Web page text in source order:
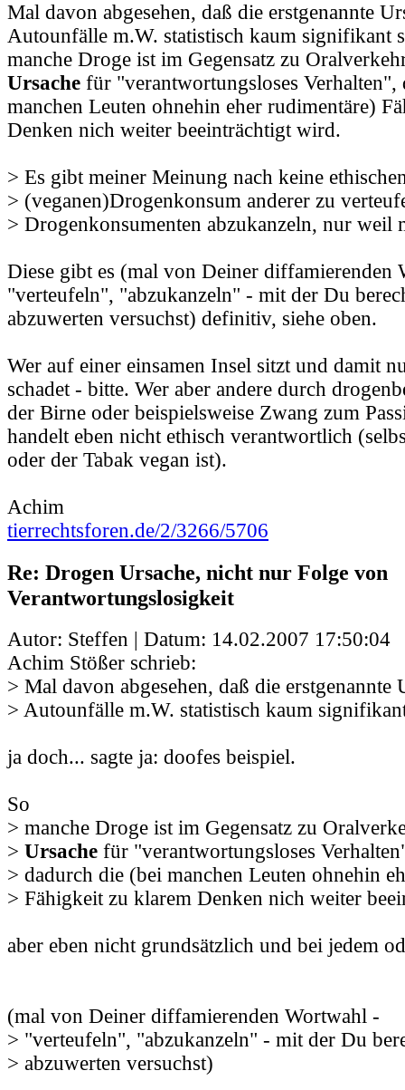
Mal davon abgesehen, daß die erstgenannte
Autounfälle m.W. statistisch kaum signifikant
manche Droge ist im Gegensatz zu
Ursache für "verantwortungsloses Verhalten",
manchen Leuten ohnehin eher rudimentäre)
Denken nich weiter beeinträchtigt wird.
> Es gibt meiner Meinung nach keine
> (veganen)Drogenkonsum anderer zu
> Drogenkonsumenten abzukanzeln, nur weil
Diese gibt es (mal von Deiner diffamierenden
"verteufeln", "abzukanzeln" - mit der Du
abzuwerten versuchst) definitiv, siehe oben.
Wer auf einer einsamen Insel sitzt und damit
schadet - bitte. Wer aber andere durch
der Birne oder beispielsweise Zwang zum
handelt eben nicht ethisch verantwortlich
oder der Tabak vegan ist).
Achim
tierrechtsforen.de/2/3266/5706
Re: Drogen Ursache, nicht nur Folge von
Verantwortungslosigkeit
Autor: Steffen | Datum: 14.02.2007 17:50:04
Achim Stößer schrieb:
> Mal davon abgesehen, daß die erstgenannte
> Autounfälle m.W. statistisch kaum
ja doch... sagte ja: doofes beispiel.
So
> manche Droge ist im Gegensatz zu
> Ursache für "verantwortungsloses
> dadurch die (bei manchen Leuten ohnehin
> Fähigkeit zu klarem Denken nich weiter
aber eben nicht grundsätzlich und bei jedem
(mal von Deiner diffamierenden Wortwahl -
> "verteufeln", "abzukanzeln" - mit der Du
> abzuwerten versuchst)